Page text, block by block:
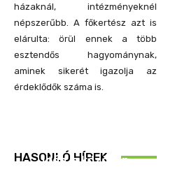
házaknál, intézményeknél
népszerűbb. A főkertész azt is
elárulta: örül ennek a több
esztendős hagyománynak,
aminek sikerét igazolja az
érdeklődők száma is.
HASONLÓ HÍREK
Idén is közösen